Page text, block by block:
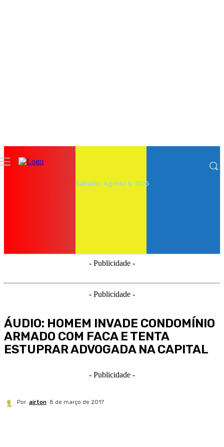
Sábado, Agosto 8, 2026
- Publicidade -
- Publicidade -
ÁUDIO: HOMEM INVADE CONDOMÍNIO
ARMADO COM FACA E TENTA
ESTUPRAR ADVOGADA NA CAPITAL
- Publicidade -
Por airton 8 de março de 2017